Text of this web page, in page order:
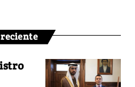
reciente